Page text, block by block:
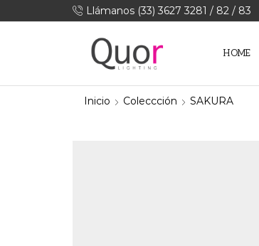
Llámanos (33) 3627 3281 / 82 / 83
HOME
Inicio Coleccción SAKURA